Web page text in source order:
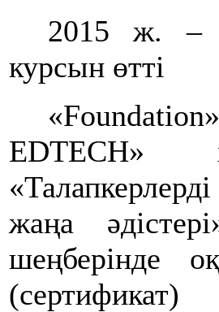
2015 ж. –
курсын өтті
EDTECH»
жаңа
шеңберінде
(сертификат)